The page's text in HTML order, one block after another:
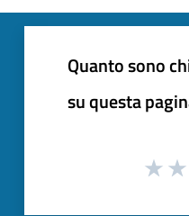
Quanto sono
su questa